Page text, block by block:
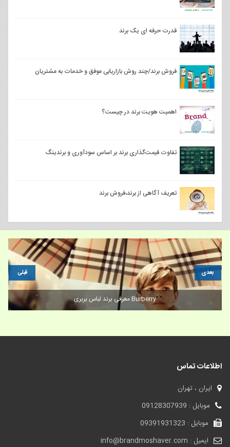
قدرت حرفه ای یک برند
فروش برند/چند روش بازاریابی موفق و خدمات به مشتریان
اهمیت هویت برند در چیست؟
تفاوت قیمت‌گذاری برند بر اساس سودآوری و برندینگ
تعریف آگاهی از برند،فروش برند
برندسازی
قبلی بعدی
اطلاعات تماس
ایران ، تهران
موبایل : 09128307939
موبایل : 09391931323
ایمیل : info@brandmoshaver.com